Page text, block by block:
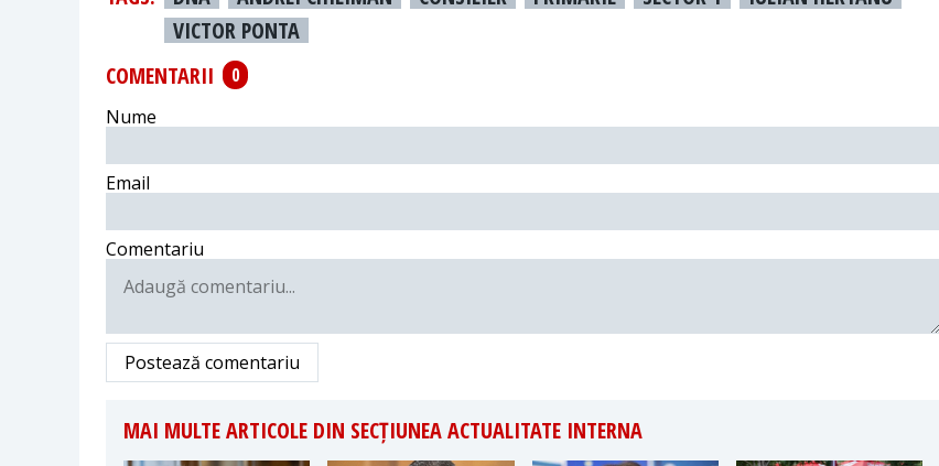
VICTOR PONTA
COMENTARII
0
Nume
Email
Comentariu
Postează comentariu
MAI MULTE ARTICOLE DIN SECȚIUNEA ACTUALITATE INTERNA